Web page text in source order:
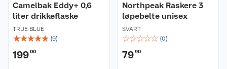
Camelbak Eddy+ 0,6
liter drikkeflaske
TRUE BLUE
☆☆☆☆☆ (9)
19900
Northpeak Raskere 3
løpebelte unisex
SVART
☆☆☆☆☆ (0)
7990